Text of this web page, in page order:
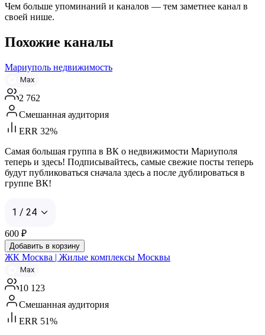
Чем больше упоминаний и каналов — тем заметнее канал в
своей нише.
Похожие каналы
Мариуполь недвижимость
Max
2 762
Смешанная аудитория
ERR 32%
Самая большая группа в ВК о недвижимости Мариуполя
теперь и здесь! Подписывайтесь, самые свежие посты теперь
будут публиковаться сначала здесь а после дублироваться в
группе ВК!
1 / 24
600 ₽
Добавить в корзину
ЖК Москва | Жилые комплексы Москвы
Max
10 123
Смешанная аудитория
ERR 51%